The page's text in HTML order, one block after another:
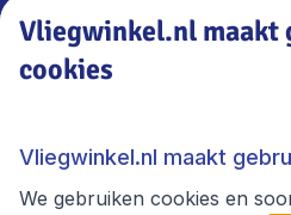
Vliegwinkel.nl
Thema's
Vliegwinkel.nl maakt
cookies
Vliegwinkel.nl maakt
We gebruiken cookies en